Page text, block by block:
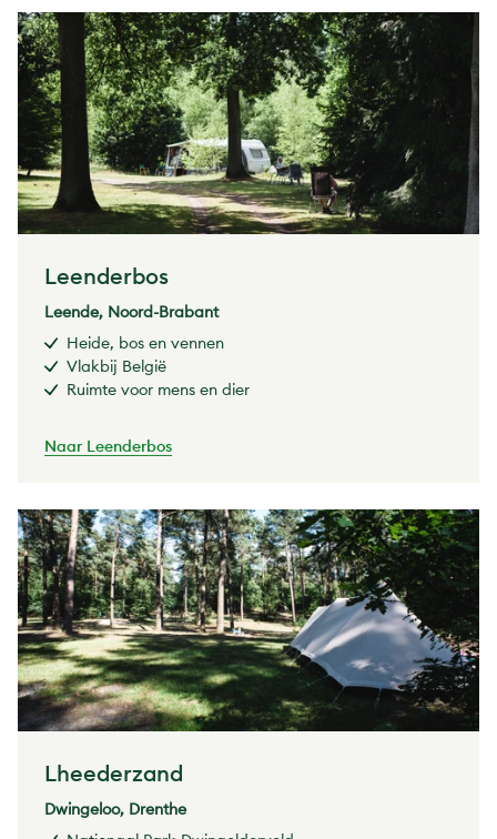
Leenderbos
Leende, Noord-Brabant
Heide, bos en vennen
Vlakbij België
Ruimte voor mens en dier
Naar Leenderbos
Lheederzand
Dwingeloo, Drenthe